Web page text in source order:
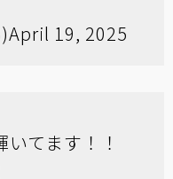
April 19, 2025
てます！！